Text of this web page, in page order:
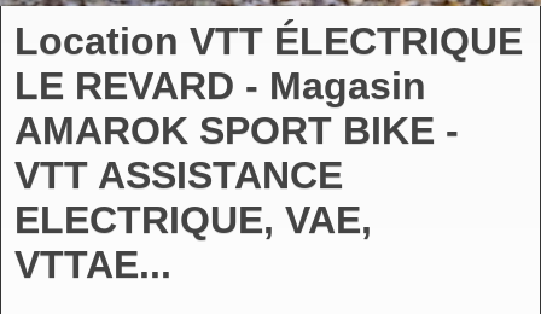
Location VTT ÉLECTRIQUE
LE REVARD - Magasin
AMAROK SPORT BIKE -
VTT ASSISTANCE
ELECTRIQUE, VAE,
VTTAE...